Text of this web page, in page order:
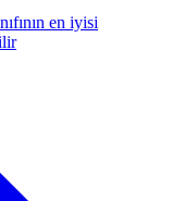
en iyisi